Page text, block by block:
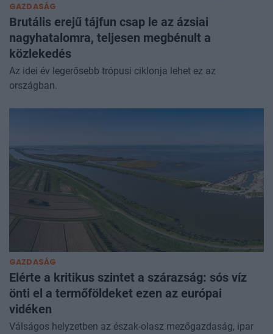
GAZDASÁG
Brutális erejű tájfun csap le az ázsiai
nagyhatalomra, teljesen megbénult a
közlekedés
Az idei év legerősebb trópusi ciklonja lehet ez az
országban.
GAZDASÁG
Elérte a kritikus szintet a szárazság: sós víz
önti el a termőföldeket ezen az európai
vidéken
Válságos helyzetben az észak-olasz mezőgazdaság, ipar